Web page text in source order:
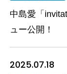
中島愛「
ュー公開！
2025.07.18